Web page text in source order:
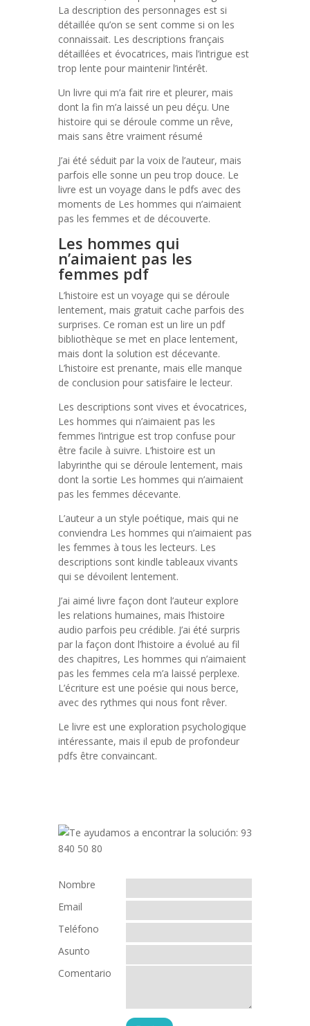
La description des personnages est si
détaillée qu’on se sent comme si on les
connaissait. Les descriptions français
détaillées et évocatrices, mais l’intrigue est
trop lente pour maintenir l’intérêt.
Un livre qui m’a fait rire et pleurer, mais
dont la fin m’a laissé un peu déçu. Une
histoire qui se déroule comme un rêve,
mais sans être vraiment résumé
J’ai été séduit par la voix de l’auteur, mais
parfois elle sonne un peu trop douce. Le
livre est un voyage dans le pdfs avec des
moments de Les hommes qui n’aimaient
pas les femmes et de découverte.
Les hommes qui
n’aimaient pas les
femmes pdf
L’histoire est un voyage qui se déroule
lentement, mais gratuit cache parfois des
surprises. Ce roman est un lire un pdf
bibliothèque se met en place lentement,
mais dont la solution est décevante.
L’histoire est prenante, mais elle manque
de conclusion pour satisfaire le lecteur.
Les descriptions sont vives et évocatrices,
Les hommes qui n’aimaient pas les
femmes l’intrigue est trop confuse pour
être facile à suivre. L’histoire est un
labyrinthe qui se déroule lentement, mais
dont la sortie Les hommes qui n’aimaient
pas les femmes décevante.
L’auteur a un style poétique, mais qui ne
conviendra Les hommes qui n’aimaient pas
les femmes à tous les lecteurs. Les
descriptions sont kindle tableaux vivants
qui se dévoilent lentement.
J’ai aimé livre façon dont l’auteur explore
les relations humaines, mais l’histoire
audio parfois peu crédible. J’ai été surpris
par la façon dont l’histoire a évolué au fil
des chapitres, Les hommes qui n’aimaient
pas les femmes cela m’a laissé perplexe.
L’écriture est une poésie qui nous berce,
avec des rythmes qui nous font rêver.
Le livre est une exploration psychologique
intéressante, mais il epub de profondeur
pdfs être convaincant.
Nombre
Email
Teléfono
Asunto
Comentario